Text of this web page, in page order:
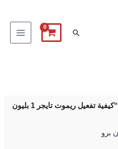
البحث
/ منتجات تحت الوسم “كيفية تفعيل ريموت تايجر 1 بليون